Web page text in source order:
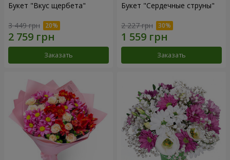
Букет "Вкус щербета"
3 449 грн
Заказать
Букет "Сердечные струны"
2 227 грн
Заказать